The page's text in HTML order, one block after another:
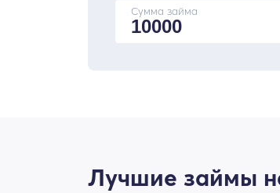
Сумма займа
Лучшие займы